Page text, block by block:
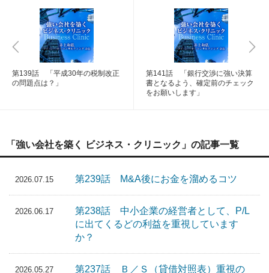
第139話 「平成30年の税制改正
の問題点は？」
第141話 「銀行交渉に強い決算
書となるよう、確定前のチェック
をお願いします」
「強い会社を築く ビジネス・クリニック」の記事一覧
2026.07.15 第239話 M&A後にお金を溜めるコツ
2026.06.17
第238話 中小企業の経営者として、P/L
に出てくるどの利益を重視しています
か？
2026.05.27
第237話 Ｂ／Ｓ（貸借対照表）重視の